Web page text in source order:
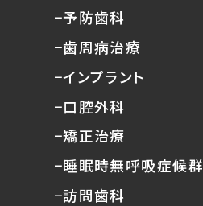
−予防歯科
−歯周病治療
−インプラント
−口腔外科
−矯正治療
−睡眠時無呼吸症候群
−訪問歯科